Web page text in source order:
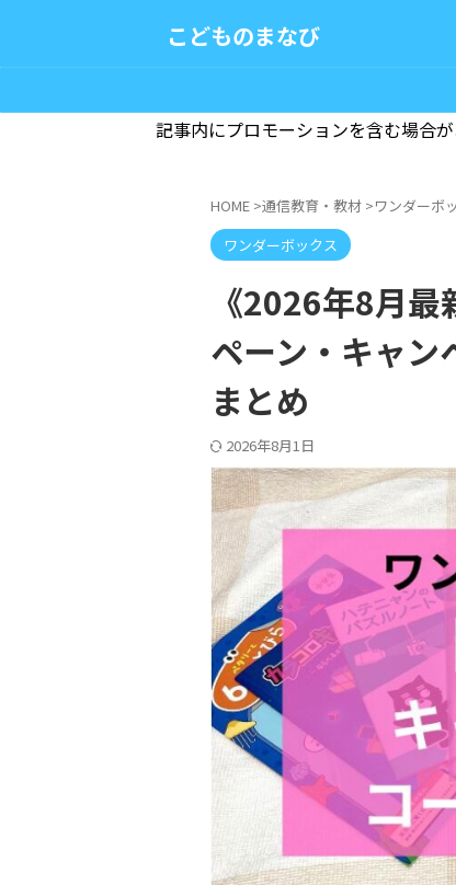
こどものまなび
記事内にプロモーションを含む場合
HOME >通信教育・教材 >ワンダーボ
ワンダーボックス
《2026年8月
ペーン・キャン
まとめ
2026年8月1日